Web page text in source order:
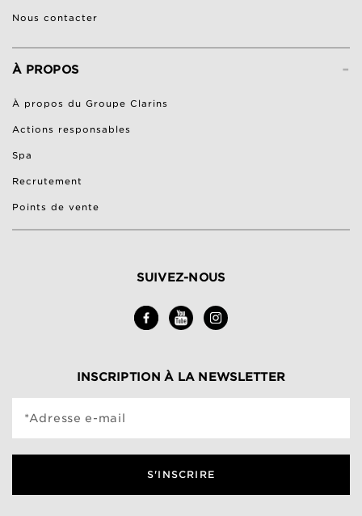
Nous contacter
-
À PROPOS
À propos du Groupe Clarins
Actions responsables
Spa
Recrutement
Points de vente
SUIVEZ-NOUS
INSCRIPTION À LA NEWSLETTER
*Adresse e-mail
S'INSCRIRE